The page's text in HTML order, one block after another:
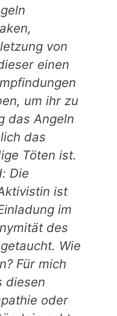
von
einen
um ihr zu
das Angeln
das
Töten ist.
Die
ist
im
des
Wie
Für mich
diesen
oder